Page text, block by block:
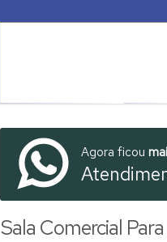
Agora ficou
Sala Comercial